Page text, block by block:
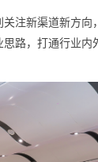
注新渠道新方
路，打通行业